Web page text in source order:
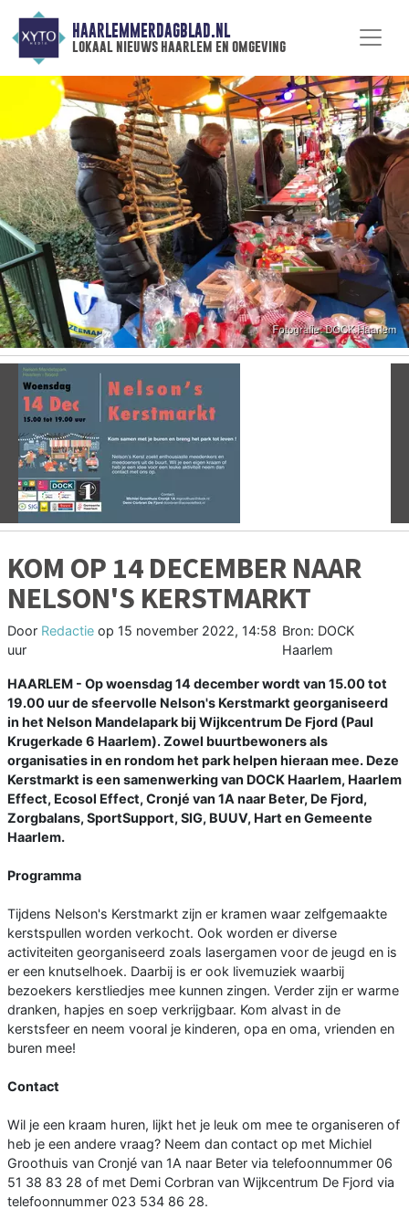
HAARLEMMERDAGBLAD.NL
lokaal nieuws haarlem en omgeving
Vorige
KOM OP 14 DECEMBER NAAR
NELSON'S KERSTMARKT
Door Redactie op 15 november 2022, 14:58
uur
Bron: DOCK
Haarlem
HAARLEM - Op woensdag 14 december wordt van 15.00 tot
19.00 uur de sfeervolle Nelson's Kerstmarkt georganiseerd
in het Nelson Mandelapark bij Wijkcentrum De Fjord (Paul
Krugerkade 6 Haarlem). Zowel buurtbewoners als
organisaties in en rondom het park helpen hieraan mee. Deze
Kerstmarkt is een samenwerking van DOCK Haarlem, Haarlem
Effect, Ecosol Effect, Cronjé van 1A naar Beter, De Fjord,
Zorgbalans, SportSupport, SIG, BUUV, Hart en Gemeente
Haarlem.
Programma
Tijdens Nelson's Kerstmarkt zijn er kramen waar zelfgemaakte
kerstspullen worden verkocht. Ook worden er diverse
activiteiten georganiseerd zoals lasergamen voor de jeugd en is
er een knutselhoek. Daarbij is er ook livemuziek waarbij
bezoekers kerstliedjes mee kunnen zingen. Verder zijn er warme
dranken, hapjes en soep verkrijgbaar. Kom alvast in de
kerstsfeer en neem vooral je kinderen, opa en oma, vrienden en
buren mee!
Contact
Wil je een kraam huren, lijkt het je leuk om mee te organiseren of
heb je een andere vraag? Neem dan contact op met Michiel
Groothuis van Cronjé van 1A naar Beter via telefoonnummer 06
51 38 83 28 of met Demi Corbran van Wijkcentrum De Fjord via
telefoonnummer 023 534 86 28.